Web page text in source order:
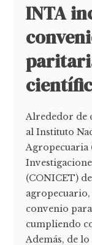
INTA
Alrededor de
al Instituto
Agropecuaria
(CONICET)
convenio
cumpliendo
Además, de